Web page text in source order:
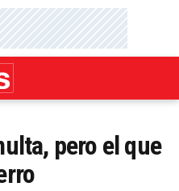
pero el que